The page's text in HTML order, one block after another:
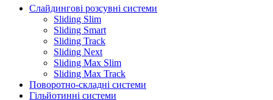
Слайдингові розсувні системи
Sliding Slim
Sliding Smart
Sliding Track
Sliding Next
Sliding Max Slim
Sliding Max Track
Поворотно-складні системи
Гільйотинні системи